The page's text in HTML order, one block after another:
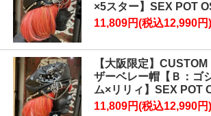
×5スター】SEX POT
11,809円(税込12,990円)
【大阪限定】
ザーベレー帽【Ｂ：ゴ
ム×リリィ】SEX POT
11,809円(税込12,990円)